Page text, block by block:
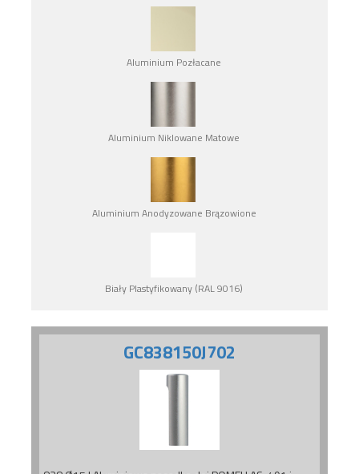
Aluminium Pozłacane
Aluminium Niklowane Matowe
Aluminium Anodyzowane Brązowione
Biały Plastyfikowany (RAL 9016)
GC838150J702